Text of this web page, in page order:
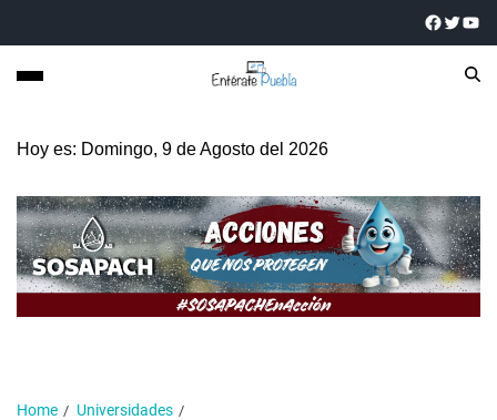
Hoy es: Domingo, 9 de Agosto del 2026
Home
Universidades